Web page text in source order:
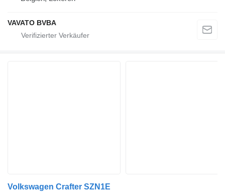
VAVATO BVBA
Volkswagen Crafter SZN1E